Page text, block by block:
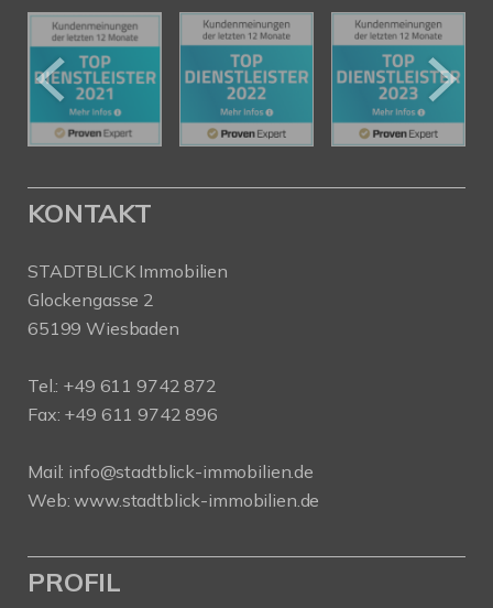
KONTAKT
STADTBLICK Immobilien
Glockengasse 2
65199 Wiesbaden
Tel.: +49 611 9742 872
Fax: +49 611 9742 896
Mail: info@stadtblick-immobilien.de
Web:www.stadtblick-immobilien.de
PROFIL